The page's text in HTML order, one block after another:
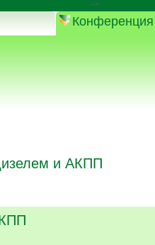
-->
Конференция
и АКПП